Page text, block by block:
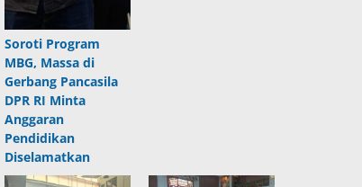
Soroti Program
MBG, Massa di
Gerbang Pancasila
DPR RI Minta
Anggaran
Pendidikan
Diselamatkan